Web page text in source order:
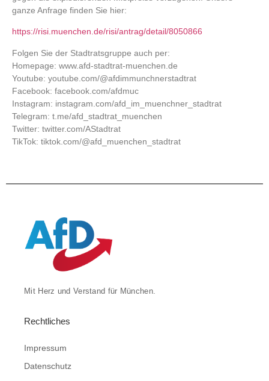
ganze Anfrage finden Sie hier:
https://risi.muenchen.de/risi/antrag/detail/8050866
Folgen Sie der Stadtratsgruppe auch per:
Homepage: www.afd-stadtrat-muenchen.de
Youtube: youtube.com/@afdimmunchnerstadtrat
Facebook: facebook.com/afdmuc
Instagram: instagram.com/afd_im_muenchner_stadtrat
Telegram: t.me/afd_stadtrat_muenchen
Twitter: twitter.com/AStadtrat
TikTok: tiktok.com/@afd_muenchen_stadtrat
Mit Herz und Verstand für München.
Rechtliches
Impressum
Datenschutz